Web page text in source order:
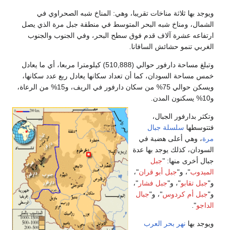
ويوجد بها ثلاثة مناخات تقريبا، وهي: المناخ شبه الصحراوي في
الشمال، ومناخ شبه البحر المتوسط في منطقة جبل مرة الذي يصل
ارتفاعه عشرة آلاف قدم فوق سطح البحر، وفي الجنوب والجنوب
الغربي تنمو حشائش السافانا.
وتبلغ مساحة دارفور حوالي (510,888) كيلومترا مربعا، أي ما يعادل
خمس مساحة السودان، كما أن تعداد سكانها يعادل ربع عدد سكانها،
ويسكن حوالي 75% من سكان دارفور في الريف، و15% من الرعاة،
و10% يسكنون المدن.
وتكثر بدارفور الجبال،
فتتوسطها سلسلة جبال
مرة، وهي أعلى هضبة في
السودان، كذلك يوجد بها عدة
جبال أخرى منها: "جبل
الميدوب"، و"جبل أبو قران"،
و"جبل تقابو"، و"جبل فشار "،
و"جبل أم كردوس"، و"جبال
الداجو".
ويوجد بها نهر بحر العرب